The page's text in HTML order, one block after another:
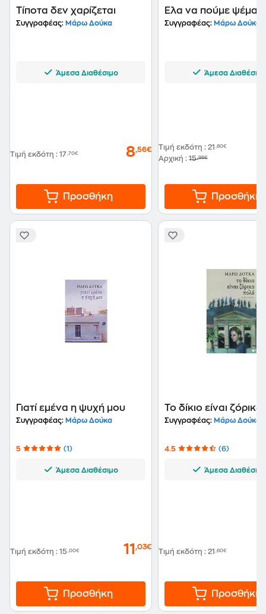
Τίποτα δεν χαρίζεται
Συγγραφέας: Μάρω Δούκα
Άμεσα Διαθέσιμο
Τιμή εκδότη : 17,70€ 8,56€
Προσθήκη
Έλα να πούμε
Συγγραφέας: Μάρω Δούκα
Άμεσα Διαθέσιμο
Τιμή εκδότη : 21,80€
Αρχική : 15,98€
Προσθήκη
Γιατί εμένα η ψυχή μου
Συγγραφέας: Μάρω Δούκα
5 (1)
Άμεσα Διαθέσιμο
Τιμή εκδότη : 15,00€ 11 ,03€
Προσθήκη
Το δίκιο είναι
Συγγραφέας: Μάρω Δούκα
4.5 (6)
Άμεσα Διαθέσιμο
Τιμή εκδότη : 21,60€
Προσθήκη